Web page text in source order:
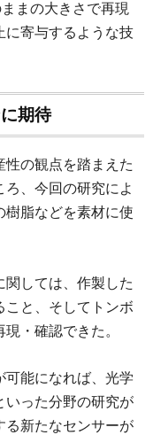
まの大きさで再現
に寄与するような技
期待
の観点を踏まえた
、今回の研究によ
樹脂などを素材に使
関しては、作製した
こと、そしてトンボ
・確認できた。
可能になれば、光学
いった分野の研究が
る新たなセンサーが